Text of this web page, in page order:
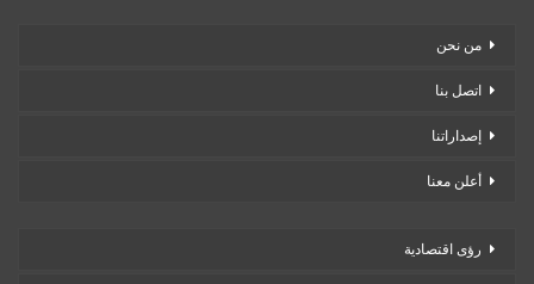
من نحن
اتصل بنا
إصداراتنا
أعلن معنا
رؤى اقتصادية